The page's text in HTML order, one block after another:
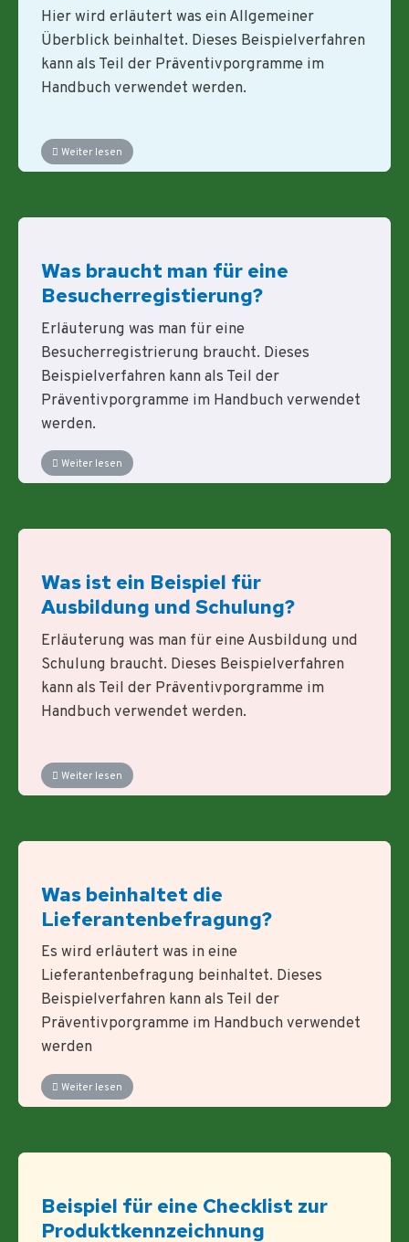
Hier wird erläutert was ein Allgemeiner
Überblick beinhaltet. Dieses Beispielverfahren
kann als Teil der Präventivporgramme im
Handbuch verwendet werden.
Weiter lesen
Was braucht man für eine
Besucherregistierung?
Erläuterung was man für eine
Besucherregistrierung braucht. Dieses
Beispielverfahren kann als Teil der
Präventivporgramme im Handbuch verwendet
werden.
Weiter lesen
Was ist ein Beispiel für
Ausbildung und Schulung?
Erläuterung was man für eine Ausbildung und
Schulung braucht. Dieses Beispielverfahren
kann als Teil der Präventivporgramme im
Handbuch verwendet werden.
Weiter lesen
Was beinhaltet die
Lieferantenbefragung?
Es wird erläutert was in eine
Lieferantenbefragung beinhaltet. Dieses
Beispielverfahren kann als Teil der
Präventivporgramme im Handbuch verwendet
werden
Weiter lesen
Beispiel für eine Checklist zur
Produktkennzeichnung